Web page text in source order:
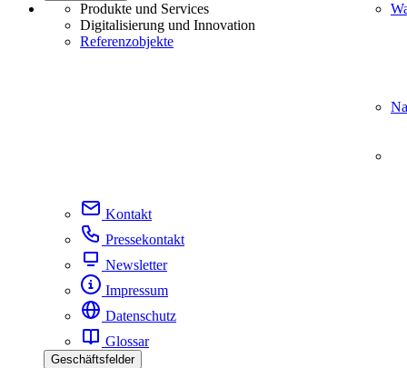
Produkte und Services
Digitalisierung und Innovation
Referenzobjekte
Kontakt
Pressekontakt
Newsletter
Impressum
Datenschutz
Glossar
Geschäftsfelder